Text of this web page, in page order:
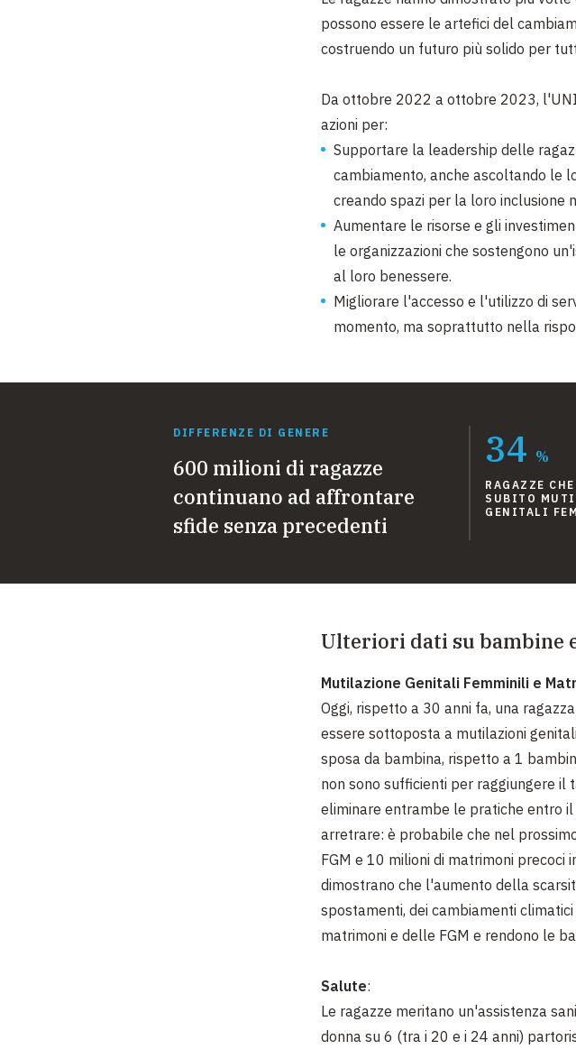
possono essere le artefici del
costruendo un futuro più solido per
Da ottobre 2022 a ottobre 2023,
azioni per:
Supportare la leadership delle
cambiamento, anche ascoltando le
creando spazi per la loro inclusione
Aumentare le risorse e gli
le organizzazioni che sostengono
al loro benessere.
Migliorare l'accesso e l'utilizzo di
momento, ma soprattutto nella
DIFFERENZE DI GENERE
600 milioni di ragazze
continuano ad affrontare
sfide senza precedenti
34 %
RAGAZZE
SUBITO
GENITALI
Ulteriori dati su bambine
Mutilazione Genitali Femminili e
Oggi, rispetto a 30 anni fa, una
essere sottoposta a mutilazioni
sposa da bambina, rispetto a 1
non sono sufficienti per raggiungere il
eliminare entrambe le pratiche entro
arretrare: è probabile che nel
FGM e 10 milioni di matrimoni precoci
dimostrano che l'aumento della
spostamenti, dei cambiamenti
matrimoni e delle FGM e rendono le
Salute:
Le ragazze meritano un'assistenza
donna su 6 (tra i 20 e i 24 anni)